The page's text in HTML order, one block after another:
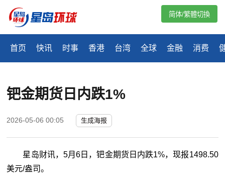
首页 快讯 时事 香港 台湾 全球 金融 消费
简体/繁體切換
钯金期货日内跌1%
2026-05-06 00:05 生成海报
星岛财讯，5月6日，钯金期货日内跌1%，现报1498.50
美元/盎司。